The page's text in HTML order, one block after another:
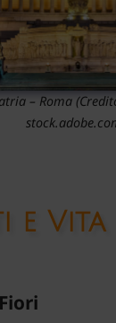
– Roma
e Vita